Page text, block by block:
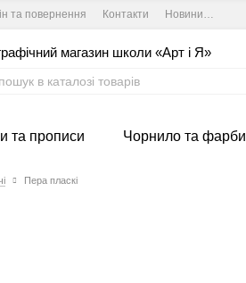
та повернення Контакти Новини та курси студії
магазин школи «Арт і Я»
та прописи Чорнило та фарби
Пера пласкі